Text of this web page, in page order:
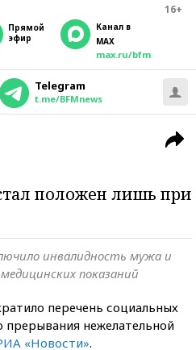
16+
прямой
эфир
Канал в
MAX
max.ru/bfm
Telegram
t.me/BFMnews
положен лишь при
инвалидность мужа и
показаний
перечень социальных
прерывания нежелательной
«Новости».